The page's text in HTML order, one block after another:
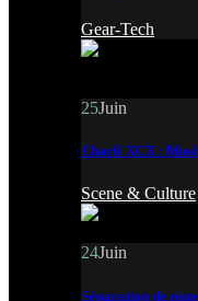
Gear-Tech
25Juin
Charli XCX :
Scene & Culture
24Juin
Séparation de